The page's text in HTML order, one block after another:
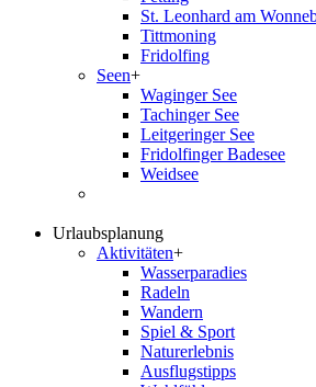
St. Leonhard am
Tittmoning
Fridolfing
Seen+
Waginger See
Tachinger See
Leitgeringer See
Fridolfinger Badesee
Weidsee
Urlaubsplanung
Aktivitäten+
Wasserparadies
Radeln
Wandern
Spiel & Sport
Naturerlebnis
Ausflugstipps